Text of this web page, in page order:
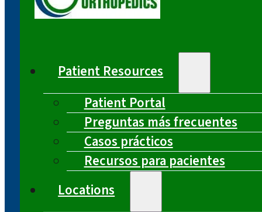
Patient Resources
Patient Portal
Preguntas más frecuentes
Casos prácticos
Recursos para pacientes
Locations